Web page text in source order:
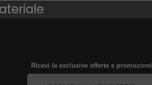
Ricevi le esclusive offerte e promozioni